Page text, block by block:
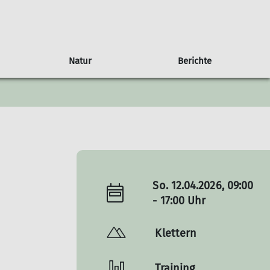
Radtouren sonstige Veranstaltungen
Tipps & Tricks
Sektionsgeschichte Ehrenamt
Natur Berichte
"Fernsichten"-Archiv
So. 12.04.2026, 09:00
- 17:00 Uhr
Klettern